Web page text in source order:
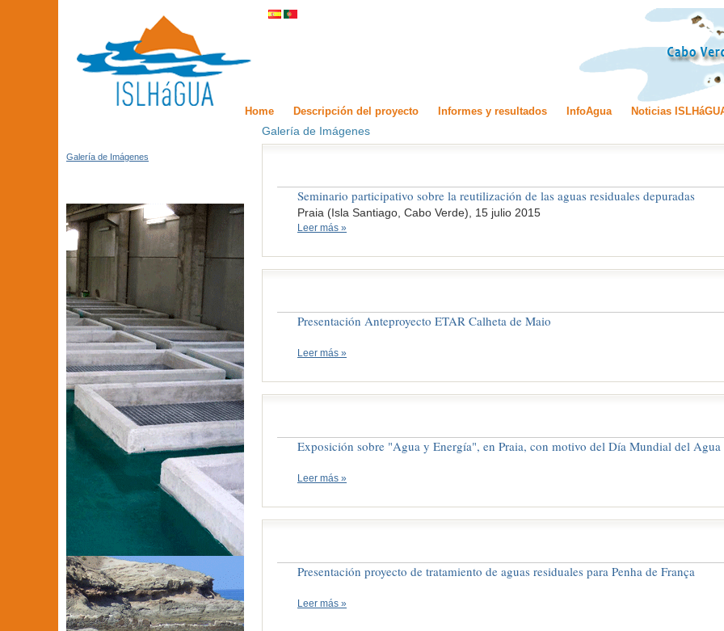
Home Descripción del proyecto Informes y resultados InfoAgua Noticias
Galería de Imágenes
Galería de Imágenes
Seminario participativo sobre la reutilización de las aguas residuales depuradas
Praia (Isla Santiago, Cabo Verde), 15 julio 2015
Leer más »
Presentación Anteproyecto ETAR Calheta de Maio
Leer más »
Exposición sobre "Agua y Energía", en Praia, con motivo del Día Mundial del Agua
Leer más »
Presentación proyecto de tratamiento de aguas residuales para Penha de França
Leer más »